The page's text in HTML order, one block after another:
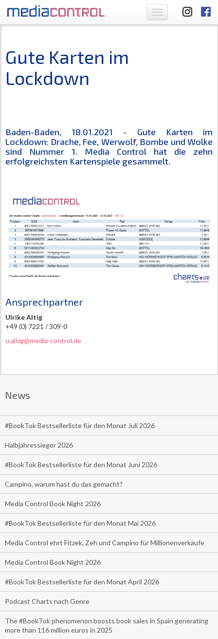
Toggle
navigation
Gute Karten im
Lockdown
Baden-Baden, 18.01.2021 - Gute Karten im
Lockdown: Drache, Fee, Werwolf, Bombe und Wolke
sind Nummer 1. Media Control hat die zehn
erfolgreichsten Kartenspiele gesammelt.
Ansprechpartner
Ulrike Altig
+49 (0) 7221 / 309-0
u.altig@media-control.de
News
#BookTok Bestsellerliste für den Monat Juli 2026
Halbjahressieger 2026
#BookTok Bestsellerliste für den Monat Juni 2026
Campino, warum hast du das gemacht?
Media Control Book Night 2026
#BookTok Bestsellerliste für den Monat Mai 2026
Media Control ehrt Fitzek, Zeh und Campino für Millionenverkäufe
Media Control Book Night 2026
#BookTok Bestsellerliste für den Monat April 2026
Podcast Charts nach Genre
The #BookTok phenomenon boosts book sales in Spain generating
more than 116 million euros in 2025